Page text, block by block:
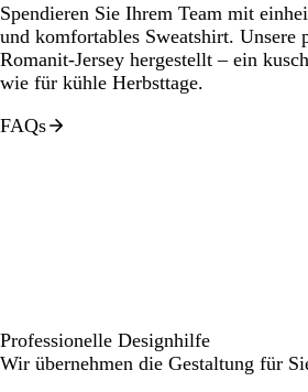
Spendieren Sie Ihrem Team mit
und komfortables Sweatshirt. Unsere
Romanit-Jersey hergestellt – ein
wie für kühle Herbsttage.
FAQs
Professionelle Designhilfe
Wir übernehmen die Gestaltung für